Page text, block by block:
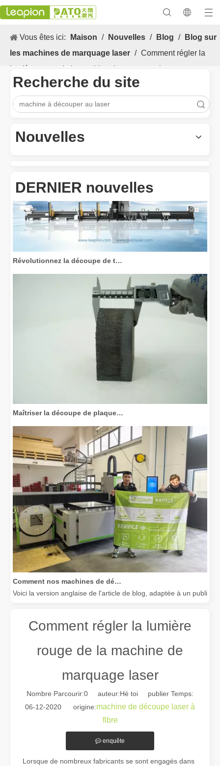
Vous êtes ici: Maison / Nouvelles / Blog /
Blog sur
les machines de marquage laser / Comment régler la
lumière rouge de la machine de marquage laser
Recherche du site
Nouvelles
DERNIER nouvelles
Les Application et les caractéristiques exceptionnelles des machines de marquage laser
Voici la version anglaise de l'article de blog, adaptée à un public
Guide 2026 : Comment les machines de découpe de tubes au laser à fibre révolutionnent la fabrication de tuyaux
Guide 2026 : Comment les machines de découpe de tubes au
Comment régler la lumière
rouge de la machine de
marquage laser
Nombre Parcourir:0 auteur:Hé toi publier Temps:
06-12-2020 origine:machine de découpe laser à
fibre
enquête
Lorsque de nombreux fabricants se sont engagés dans